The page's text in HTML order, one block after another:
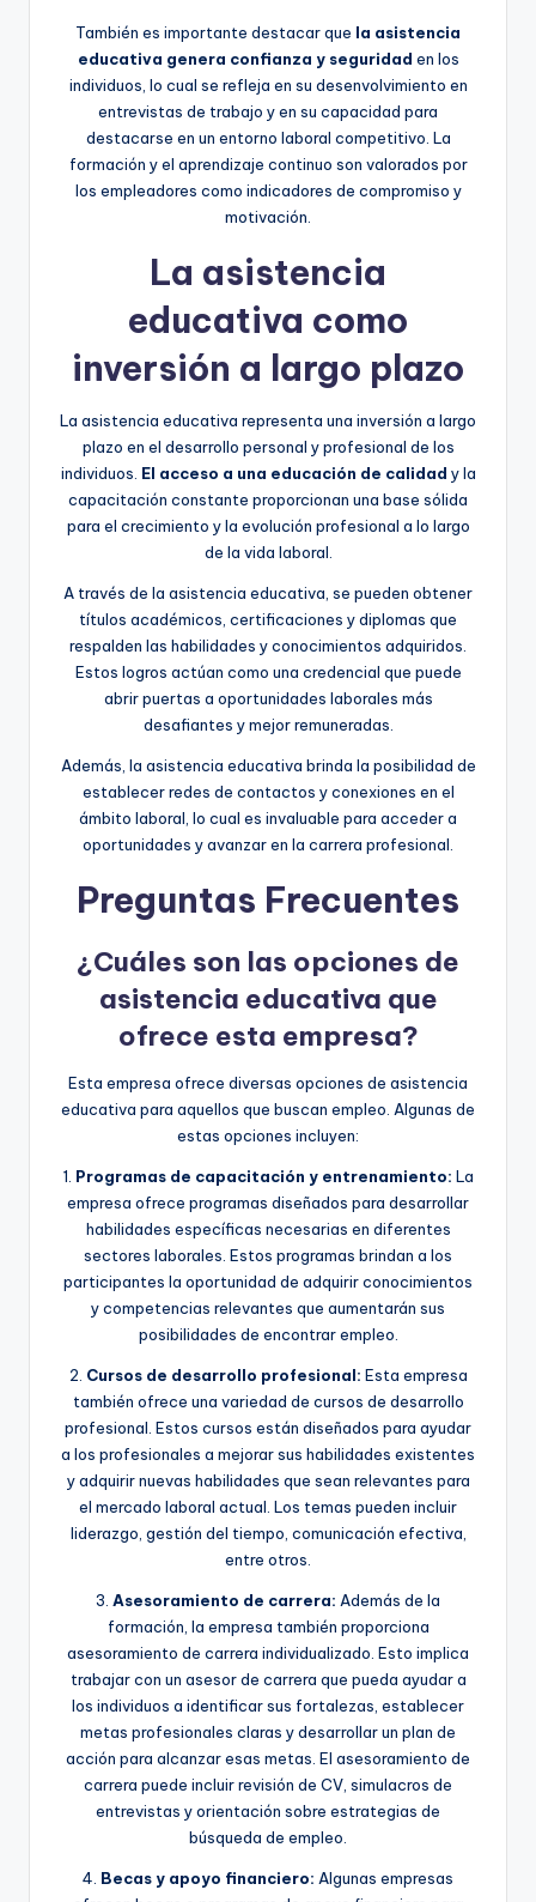
También es importante destacar que la asistencia
educativa genera confianza y seguridad en los
individuos, lo cual se refleja en su desenvolvimiento en
entrevistas de trabajo y en su capacidad para
destacarse en un entorno laboral competitivo. La
formación y el aprendizaje continuo son valorados por
los empleadores como indicadores de compromiso y
motivación.
La asistencia
educativa como
inversión a largo plazo
La asistencia educativa representa una inversión a largo
plazo en el desarrollo personal y profesional de los
individuos. El acceso a una educación de calidad y la
capacitación constante proporcionan una base sólida
para el crecimiento y la evolución profesional a lo largo
de la vida laboral.
A través de la asistencia educativa, se pueden obtener
títulos académicos, certificaciones y diplomas que
respalden las habilidades y conocimientos adquiridos.
Estos logros actúan como una credencial que puede
abrir puertas a oportunidades laborales más
desafiantes y mejor remuneradas.
Además, la asistencia educativa brinda la posibilidad de
establecer redes de contactos y conexiones en el
ámbito laboral, lo cual es invaluable para acceder a
oportunidades y avanzar en la carrera profesional.
Preguntas Frecuentes
¿Cuáles son las opciones de
asistencia educativa que
ofrece esta empresa?
Esta empresa ofrece diversas opciones de asistencia
educativa para aquellos que buscan empleo. Algunas de
estas opciones incluyen:
1. Programas de capacitación y entrenamiento: La
empresa ofrece programas diseñados para desarrollar
habilidades específicas necesarias en diferentes
sectores laborales. Estos programas brindan a los
participantes la oportunidad de adquirir conocimientos
y competencias relevantes que aumentarán sus
posibilidades de encontrar empleo.
2. Cursos de desarrollo profesional: Esta empresa
también ofrece una variedad de cursos de desarrollo
profesional. Estos cursos están diseñados para ayudar
a los profesionales a mejorar sus habilidades existentes
y adquirir nuevas habilidades que sean relevantes para
el mercado laboral actual. Los temas pueden incluir
liderazgo, gestión del tiempo, comunicación efectiva,
entre otros.
3. Asesoramiento de carrera: Además de la
formación, la empresa también proporciona
asesoramiento de carrera individualizado. Esto implica
trabajar con un asesor de carrera que pueda ayudar a
los individuos a identificar sus fortalezas, establecer
metas profesionales claras y desarrollar un plan de
acción para alcanzar esas metas. El asesoramiento de
carrera puede incluir revisión de CV, simulacros de
entrevistas y orientación sobre estrategias de
búsqueda de empleo.
4. Becas y apoyo financiero: Algunas empresas